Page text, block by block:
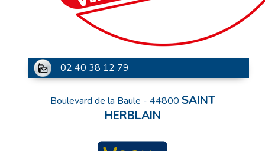
02 40 38 12 79
Boulevard de la Baule - 44800 SAINT
HERBLAIN